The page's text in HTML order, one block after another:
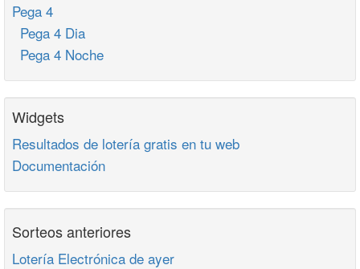
Pega 4
Pega 4 Dia
Pega 4 Noche
Widgets
Resultados de lotería gratis en tu web
Documentación
Sorteos anteriores
Lotería Electrónica de ayer